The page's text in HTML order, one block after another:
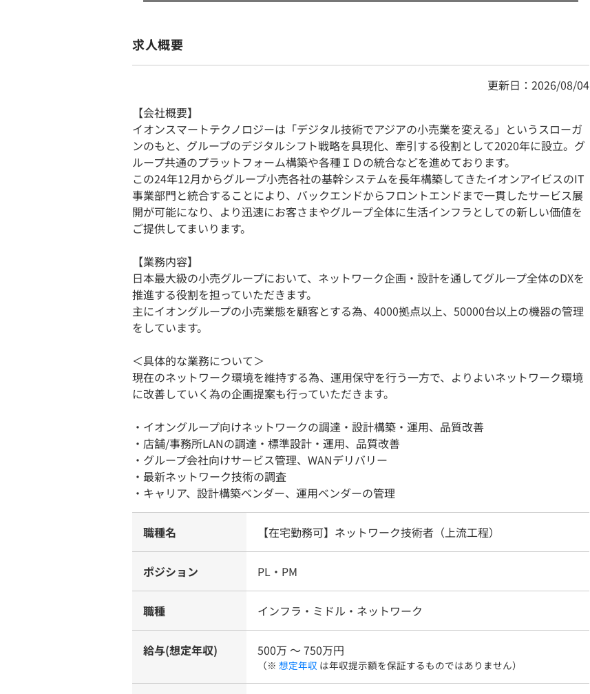
求人概要
更新日：2026/08/04
【会社概要】
イオンスマートテクノロジーは「デジタル技術でアジアの小売業を変える」というスローガ
ンのもと、グループのデジタルシフト戦略を具現化、牽引する役割として2020年に設立。グ
ループ共通のプラットフォーム構築や各種ＩＤの統合などを進めております。
この24年12月からグループ小売各社の基幹システムを長年構築してきたイオンアイビスのIT
事業部門と統合することにより、バックエンドからフロントエンドまで一貫したサービス展
開が可能になり、より迅速にお客さまやグループ全体に生活インフラとしての新しい価値を
ご提供してまいります。
【業務内容】
日本最大級の小売グループにおいて、ネットワーク企画・設計を通してグループ全体のDXを
推進する役割を担っていただきます。
主にイオングループの小売業態を顧客とする為、4000拠点以上、50000台以上の機器の管理
をしています。
＜具体的な業務について＞
現在のネットワーク環境を維持する為、運用保守を行う一方で、よりよいネットワーク環境
に改善していく為の企画提案も行っていただきます。
・イオングループ向けネットワークの調達・設計構築・運用、品質改善
・店舗/事務所LANの調達・標準設計・運用、品質改善
・グループ会社向けサービス管理、WANデリバリー
・最新ネットワーク技術の調査
・キャリア、設計構築ベンダー、運用ベンダーの管理
職種名 【在宅勤務可】ネットワーク技術者（上流工程）
ポジション PL・PM
職種 インフラ・ミドル・ネットワーク
給与(想定年収) 500万 〜 750万円
（※ 想定年収 は年収提示額を保証するものではありません）